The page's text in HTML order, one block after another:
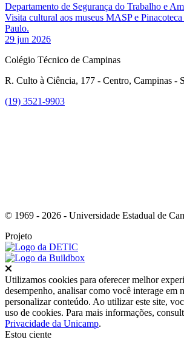
Departamento de Segurança do Trabalho e
Visita cultural aos museus MASP e
Paulo.
29 jun 2026
Colégio Técnico de Campinas
R. Culto à Ciência, 177 - Centro, Campinas -
(19) 3521-9903
© 1969 - 2026 - Universidade Estadual de
Projeto
Utilizamos cookies para oferecer melhor
desempenho, analisar como você interage em
personalizar conteúdo. Ao utilizar este site,
uso de cookies. Para mais informações,
Privacidade da Unicamp.
Estou ciente